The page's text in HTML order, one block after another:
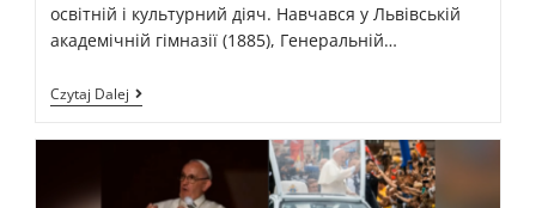
освітній і культурний діяч. Навчався у Львівській
академічній гімназії (1885), Генеральній…
Czytaj Dalej